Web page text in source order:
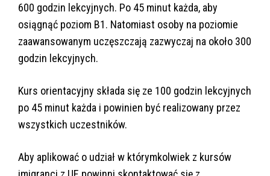
600 godzin lekcyjnych. Po 45 minut każda, aby
osiągnąć poziom B1. Natomiast osoby na poziomie
zaawansowanym uczęszczają zazwyczaj na około 300
godzin lekcyjnych.
Kurs orientacyjny składa się ze 100 godzin lekcyjnych
po 45 minut każda i powinien być realizowany przez
wszystkich uczestników.
Aby aplikować o udział w którymkolwiek z kursów